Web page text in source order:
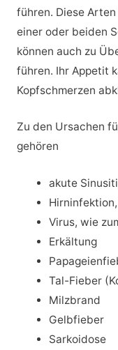
führen. Diese
einer oder beiden
können auch zu
führen. Ihr Appetit
Kopfschmerzen
Zu den Ursachen
gehören
akute
Virus, wie
Erkältung
Tal-Fieber
Milzbrand
Gelbfieber
Sarkoidose